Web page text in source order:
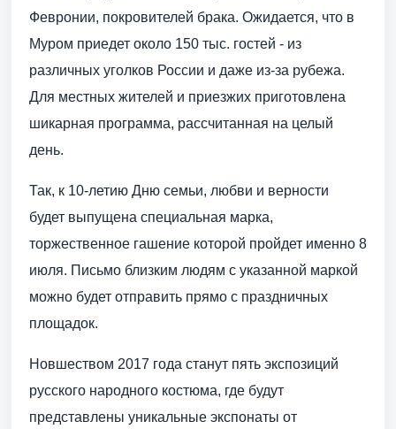
Февронии, покровителей брака. Ожидается, что в
Муром приедет около 150 тыс. гостей - из
различных уголков России и даже из-за рубежа.
Для местных жителей и приезжих приготовлена
шикарная программа, рассчитанная на целый
день.
Так, к 10-летию Дню семьи, любви и верности
будет выпущена специальная марка,
торжественное гашение которой пройдет именно 8
июля. Письмо близким людям с указанной маркой
можно будет отправить прямо с праздничных
площадок.
Новшеством 2017 года станут пять экспозиций
русского народного костюма, где будут
представлены уникальные экспонаты от